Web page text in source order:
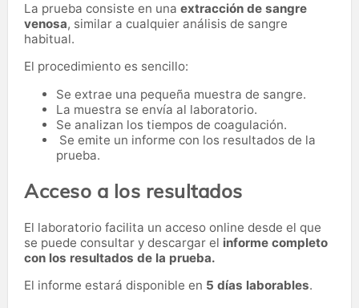
La prueba consiste en una extracción de sangre
venosa, similar a cualquier análisis de sangre
habitual.
El procedimiento es sencillo:
Se extrae una pequeña muestra de sangre.
La muestra se envía al laboratorio.
Se analizan los tiempos de coagulación.
Se emite un informe con los resultados de la
prueba.
Acceso a los resultados
El laboratorio facilita un acceso online desde el que
se puede consultar y descargar el informe completo
con los resultados de la prueba.
El informe estará disponible en 5 días laborables.